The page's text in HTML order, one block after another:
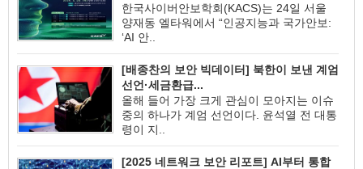
한국사이버안보학회(KACS)는 24일 서울
양재동 엘타워에서 “인공지능과 국가안보:
‘AI 안..
[배종찬의 보안 빅데이터] 북한이 보낸 계엄
선언·세금환급...
올해 들어 가장 크게 관심이 모아지는 이슈
중의 하나가 계엄 선언이다. 윤석열 전 대통
령이 지..
[2025 네트워크 보안 리포트] AI부터 통합